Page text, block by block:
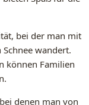
bei der man mit
wandert.
können Familien
denen man von